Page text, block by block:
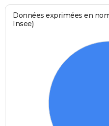
Données exprimées en
Insee)